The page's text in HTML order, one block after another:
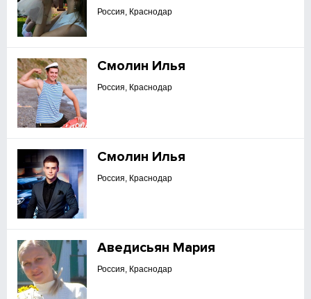
Россия, Краснодар
Смолин Илья
Россия, Краснодар
Смолин Илья
Россия, Краснодар
Аведисьян Мария
Россия, Краснодар